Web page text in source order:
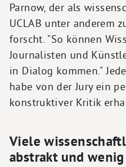
Parnow, der als
UCLAB unter anderem
forscht. "So können
Journalisten und
in Dialog kommen."
habe von der Jury ein
konstruktiver Kritik
Viele
abstrakt und